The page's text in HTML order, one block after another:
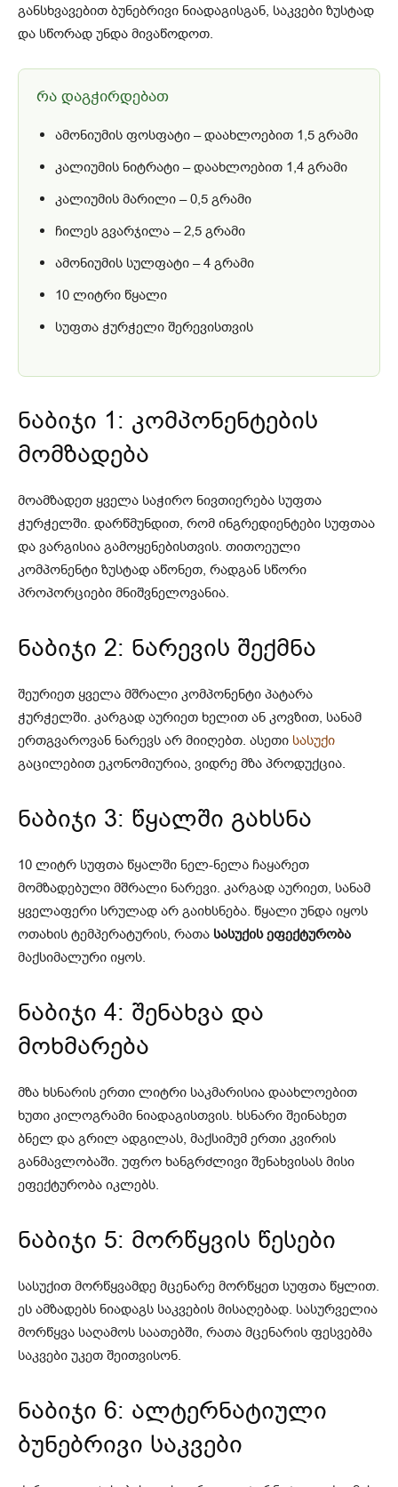
განსხვავებით ბუნებრივი ნიადაგისგან, საკვები ზუსტად
და სწორად უნდა მივაწოდოთ.
რა დაგჭირდებათ
ამონიუმის ფოსფატი – დაახლოებით 1,5 გრამი
კალიუმის ნიტრატი – დაახლოებით 1,4 გრამი
კალიუმის მარილი – 0,5 გრამი
ჩილეს გვარჯილა – 2,5 გრამი
ამონიუმის სულფატი – 4 გრამი
10 ლიტრი წყალი
სუფთა ჭურჭელი შერევისთვის
ნაბიჯი 1: კომპონენტების
მომზადება
მოამზადეთ ყველა საჭირო ნივთიერება სუფთა
ჭურჭელში. დარწმუნდით, რომ ინგრედიენტები სუფთაა
და ვარგისია გამოყენებისთვის. თითოეული
კომპონენტი ზუსტად აწონეთ, რადგან სწორი
პროპორციები მნიშვნელოვანია.
ნაბიჯი 2: ნარევის შექმნა
შეურიეთ ყველა მშრალი კომპონენტი პატარა
ჭურჭელში. კარგად აურიეთ ხელით ან კოვზით, სანამ
ერთგვაროვან ნარევს არ მიიღებთ. ასეთი სასუქი
გაცილებით ეკონომიურია, ვიდრე მზა პროდუქცია.
ნაბიჯი 3: წყალში გახსნა
10 ლიტრ სუფთა წყალში ნელ-ნელა ჩაყარეთ
მომზადებული მშრალი ნარევი. კარგად აურიეთ, სანამ
ყველაფერი სრულად არ გაიხსნება. წყალი უნდა იყოს
ოთახის ტემპერატურის, რათა სასუქის ეფექტურობა
მაქსიმალური იყოს.
ნაბიჯი 4: შენახვა და
მოხმარება
მზა ხსნარის ერთი ლიტრი საკმარისია დაახლოებით
ხუთი კილოგრამი ნიადაგისთვის. ხსნარი შეინახეთ
ბნელ და გრილ ადგილას, მაქსიმუმ ერთი კვირის
განმავლობაში. უფრო ხანგრძლივი შენახვისას მისი
ეფექტურობა იკლებს.
ნაბიჯი 5: მორწყვის წესები
სასუქით მორწყვამდე მცენარე მორწყეთ სუფთა წყლით.
ეს ამზადებს ნიადაგს საკვების მისაღებად. სასურველია
მორწყვა საღამოს საათებში, რათა მცენარის ფესვებმა
საკვები უკეთ შეითვისონ.
ნაბიჯი 6: ალტერნატიული
ბუნებრივი საკვები